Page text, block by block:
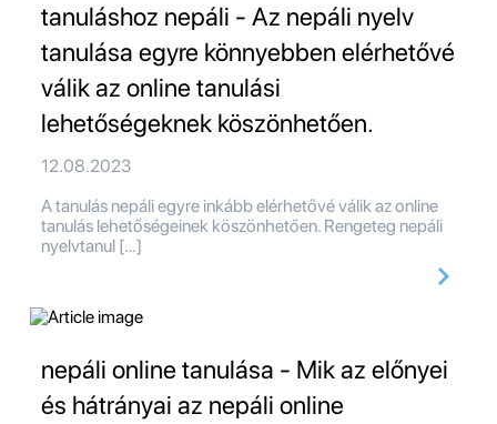
tanuláshoz nepáli - Az nepáli nyelv
tanulása egyre könnyebben elérhetővé
válik az online tanulási
lehetőségeknek köszönhetően.
12.08.2023
A tanulás nepáli egyre inkább elérhetővé válik az online
tanulás lehetőségeinek köszönhetően. Rengeteg nepáli
nyelvtanul […]
nepáli online tanulása - Mik az előnyei
és hátrányai az nepáli online